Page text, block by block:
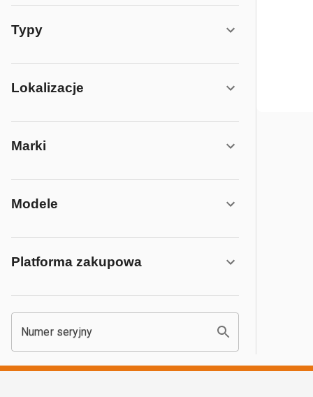
Typy
Lokalizacje
Marki
Modele
Platforma zakupowa
Numer seryjny